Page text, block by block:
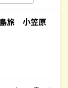
旅 小笠原